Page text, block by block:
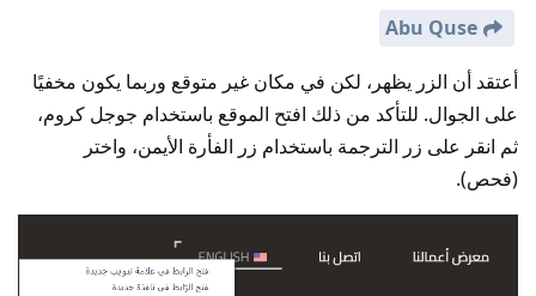
Abu Quse
أعتقد أن الزر يظهر، لكن في مكان غير متوقع وربما يكون مخفيًا
على الجوال. للتأكد من ذلك افتح الموقع باستخدام جوجل كروم،
ثم انقر على زر الترجمة باستخدام زر الفأرة الأيمن، واختر
(فحص).